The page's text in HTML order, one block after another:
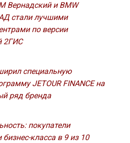
Вернадский и BMW
стали лучшими
по версии
2ГИС
специальную
JETOUR FINANCE на
ряд бренда
покупатели
класса в 9 из 10